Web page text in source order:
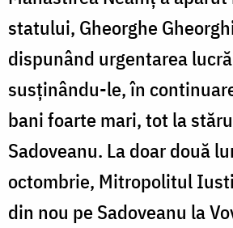
statului, Gheorghe
dispunând urgentarea
susținându-le, în
bani foarte mari, tot la
Sadoveanu. La doar două
octombrie, Mitropolitul
din nou pe Sadoveanu la